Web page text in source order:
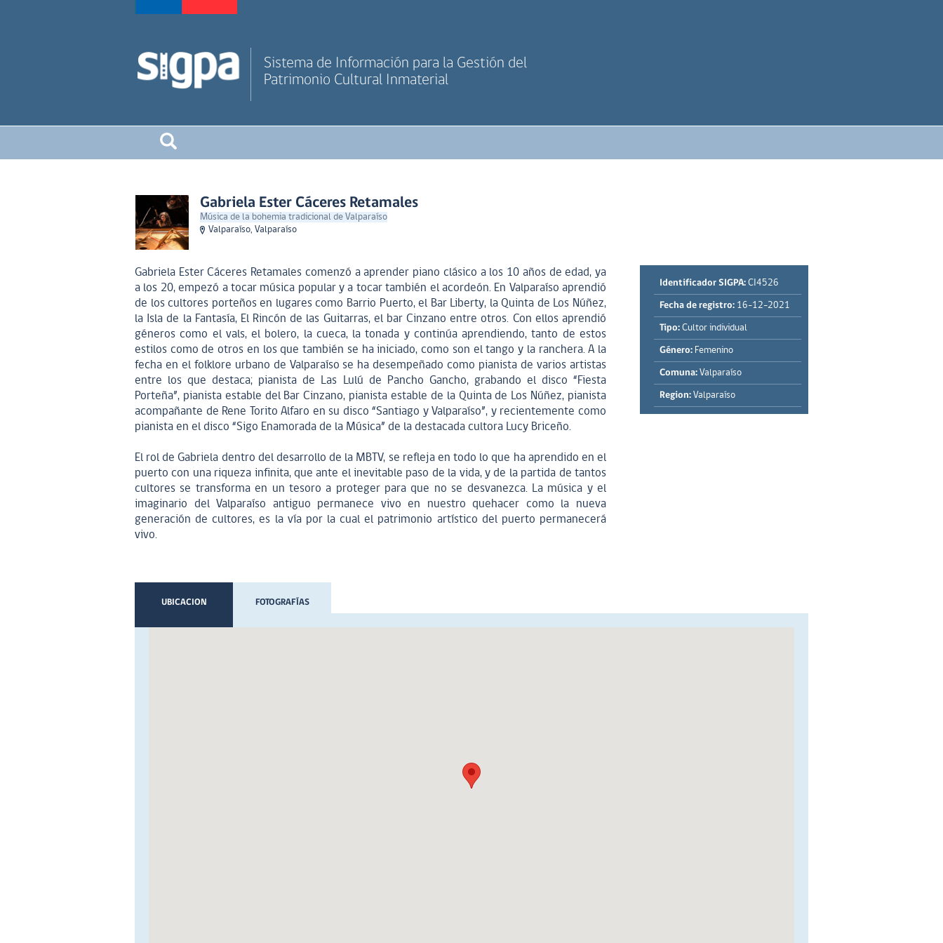
Sistema de Información para la Gestión del
Patrimonio Cultural Inmaterial
Gabriela Ester Cáceres Retamales
Música de la bohemia tradicional de Valparaíso
Valparaíso, Valparaíso
Gabriela Ester Cáceres Retamales comenzó a aprender piano clásico a los 10 años de edad, ya
a los 20, empezó a tocar música popular y a tocar también el acordeón. En Valparaíso aprendió
de los cultores porteños en lugares como Barrio Puerto, el Bar Liberty, la Quinta de Los Núñez,
la Isla de la Fantasía, El Rincón de las Guitarras, el bar Cinzano entre otros. Con ellos aprendió
géneros como el vals, el bolero, la cueca, la tonada y continúa aprendiendo, tanto de estos
estilos como de otros en los que también se ha iniciado, como son el tango y la ranchera. A la
fecha en el folklore urbano de Valparaíso se ha desempeñado como pianista de varios artistas
entre los que destaca; pianista de Las Lulú de Pancho Gancho, grabando el disco “Fiesta
Porteña”, pianista estable del Bar Cinzano, pianista estable de la Quinta de Los Núñez, pianista
acompañante de Rene Torito Alfaro en su disco “Santiago y Valparaíso”, y recientemente como
pianista en el disco “Sigo Enamorada de la Música” de la destacada cultora Lucy Briceño.
El rol de Gabriela dentro del desarrollo de la MBTV, se refleja en todo lo que ha aprendido en el
puerto con una riqueza infinita, que ante el inevitable paso de la vida, y de la partida de tantos
cultores se transforma en un tesoro a proteger para que no se desvanezca. La música y el
imaginario del Valparaíso antiguo permanece vivo en nuestro quehacer como la nueva
generación de cultores, es la vía por la cual el patrimonio artístico del puerto permanecerá
vivo.
Identificador SIGPA: CI4526
Fecha de registro: 16-12-2021
Tipo: Cultor individual
Género: Femenino
Comuna: Valparaíso
Region: Valparaíso
UBICACION FOTOGRAFÍAS